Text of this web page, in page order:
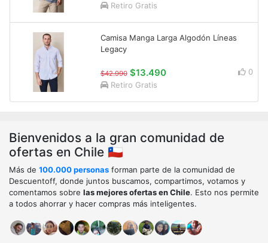
Retiro Gratis
Camisa Manga Larga Algodón Líneas
Legacy
$42.990 $13.490
0
Retiro Gratis
Bienvenidos a la gran comunidad de
ofertas en Chile 🇨🇱
Más de 100.000 personas forman parte de la comunidad de
Descuentoff, donde juntos buscamos, compartimos, votamos y
comentamos sobre las mejores ofertas en Chile. Esto nos permite
a todos ahorrar y hacer compras más inteligentes.